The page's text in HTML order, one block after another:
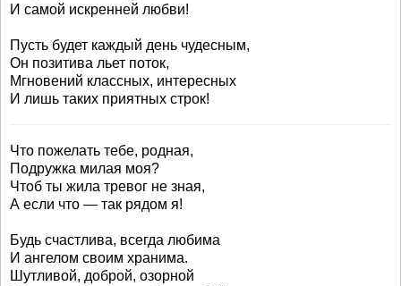
И самой искренней любви!
Пусть будет каждый день чудесным,
Он позитива льет поток,
Мгновений классных, интересных
И лишь таких приятных строк!
Что пожелать тебе, родная,
Подружка милая моя?
Чтоб ты жила тревог не зная,
А если что — так рядом я!
Будь счастлива, всегда любима
И ангелом своим хранима.
Шутливой, доброй, озорной